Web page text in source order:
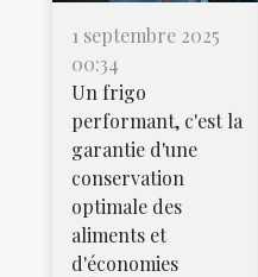
1 septembre 2025
00:34
Un frigo
performant, c'est la
garantie d'une
conservation
optimale des
aliments et
d'économies